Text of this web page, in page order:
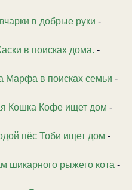
в добрые руки -
в поисках дома. -
Марфа в поисках семьи -
Кошка Кофе ищет дом -
пёс Тоби ищет дом -
шикарного рыжего кота -